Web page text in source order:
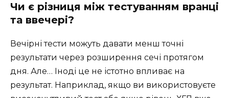
Чи є різниця між тестуванням вранці
та ввечері?
Вечірні тести можуть давати менш точні
результати через розширення сечі протягом
дня. Але… Іноді це не істотно впливає на
результат. Наприклад, якщо ви використовуєте